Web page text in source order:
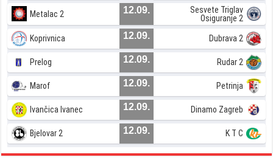
Metalac 2 12.09.
Sesvete Triglav
Osiguranje 2
Koprivnica 12.09. Dubrava 2
Prelog 12.09. Rudar 2
Marof 12.09. Petrinja
Ivančica Ivanec 12.09. Dinamo Zagreb
Bjelovar 2 12.09. K T C